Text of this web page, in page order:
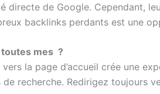
directe de Google. Cependant,
backlinks perdants est une
toutes mes ?
la page d’accueil crée une
recherche. Redirigez toujours